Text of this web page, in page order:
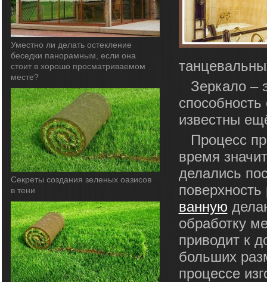
Уместно ли делать остекление
беседки панорамным, если она
стоит в хорошо просматриваемом
месте?
Секреты создания зеленых оазисов
в тени
Зеркало –
известны
Процесс
время
делались
ванную
обработку
приводит к
больших
процессе